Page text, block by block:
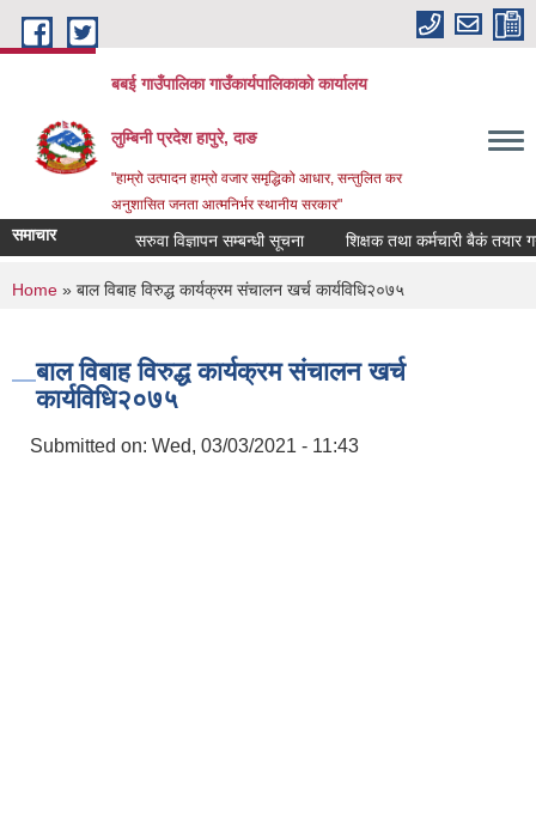
Skip to main content
बबई गाउँपालिका गाउँकार्यपालिकाकाे कार्यालय
लुम्बिनी प्रदेश हापुरे, दाङ
"हाम्रो उत्पादन हाम्रो वजार समृद्धिको आधार, सन्तुलित कर
अनुशासित जनता आत्मनिर्भर स्थानीय सरकार"
समाचार सरुवा विज्ञापन सम्बन्धी सूचना शिक्षक तथा कर्मचारी बैकं तयार गर्ने
You are here
Home » बाल विबाह विरुद्ध कार्यक्रम संचालन खर्च कार्यविधि२०७५
बाल विबाह विरुद्ध कार्यक्रम संचालन खर्च
कार्यविधि२०७५
Submitted on: Wed, 03/03/2021 - 11:43